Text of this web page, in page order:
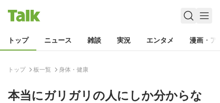
トップ ニュース 雑談 実況 エンタメ 漫画・ア
トップ 板一覧 身体・健康
本当にガリガリの人にしか分からな